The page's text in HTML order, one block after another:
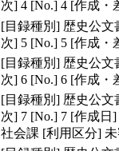
次] 4 [No.] 4 [作成・
[目録種別] 歴史公文
次] 5 [No.] 5 [作成・
[目録種別] 歴史公文
次] 6 [No.] 6 [作成・
[目録種別] 歴史公文
次] 7 [No.] 7 [作成日]
社会課 [利用区分]